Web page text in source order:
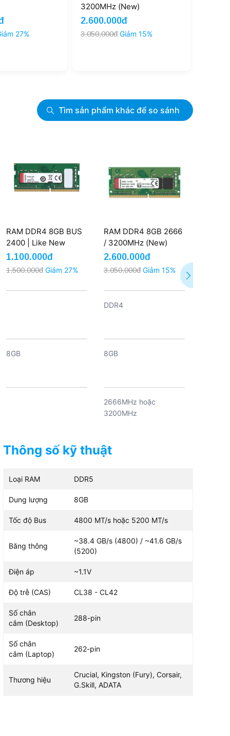
27%
3200MHz (New)
2.600.000đ
3.050.000đ Giảm 15%
Tìm sản phẩm khác để so sánh
RAM DDR4 8GB BUS
2400 | Like New
1.100.000đ
1.500.000đ Giảm 27%
8GB
1.2V
RAM DDR4 8GB 2666
/ 3200MHz (New)
2.600.000đ
3.050.000đ Giảm 15%
DDR4
8GB
2666MHz hoặc
3200MHz
Thông số kỹ thuật
Loại RAM DDR5
Dung lượng 8GB
Tốc độ Bus 4800 MT/s hoặc 5200 MT/s
Băng thông
~38.4 GB/s (4800) / ~41.6 GB/s
(5200)
Điện áp ~1.1V
Độ trễ (CAS) CL38 - CL42
Số chân
cắm (Desktop)
288-pin
Số chân
cắm (Laptop)
262-pin
Thương hiệu
Crucial, Kingston (Fury), Corsair,
G.Skill, ADATA